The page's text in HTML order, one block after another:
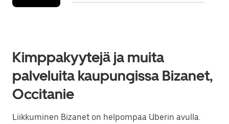
Kimppakyytejä ja muita
palveluita kaupungissa Bizanet,
Occitanie
Liikkuminen Bizanet on helpompaa Uberin avulla.